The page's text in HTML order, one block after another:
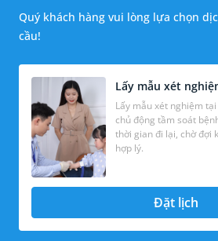
Quý khách hàng vui lòng lựa chọn
cầu!
Lấy mẫu xét
Lấy mẫu xét nghiệm
chủ động tầm soát
thời gian đi lại, chờ đợi kết quả với mức chi phí
hợp lý.
Đặt lịch